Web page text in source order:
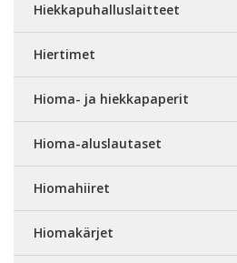
Hiekkapuhalluslaitteet
Hiertimet
Hioma- ja hiekkapaperit
Hioma-aluslautaset
Hiomahiiret
Hiomakärjet